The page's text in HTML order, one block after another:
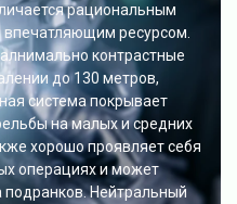
рациональным
впечатляющим ресурсом.
контрастные
до 130 метров,
система покрывает
на малых и средних
хорошо проявляет себя
операциях и может
подранков. Нейтральный